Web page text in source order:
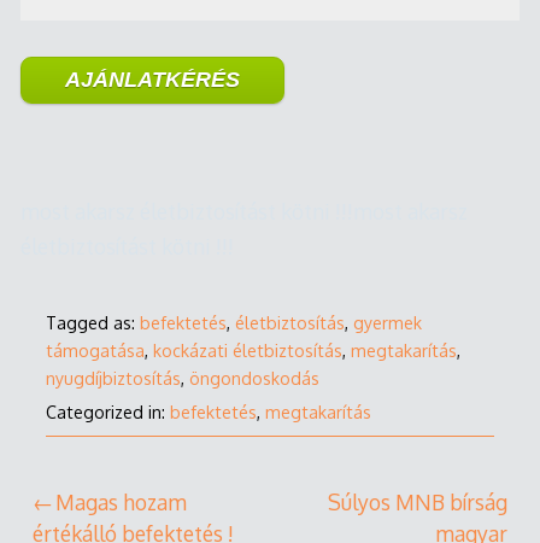
AJÁNLATKÉRÉS
Tagged as: befektetés, életbiztosítás, gyermek
támogatása, kockázati életbiztosítás, megtakarítás,
nyugdíjbiztosítás, öngondoskodás
Categorized in: befektetés, megtakarítás
Bejegyzés
Magas hozam
értékálló befektetés !
Súlyos MNB bírság
magyar